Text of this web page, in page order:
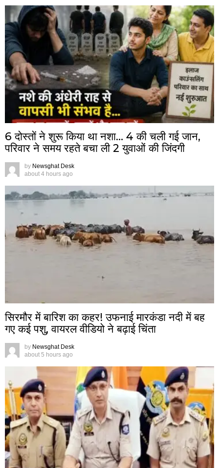
6 दोस्तों ने शुरू किया था नशा… 4 की चली गई जान,
परिवार ने समय रहते बचा ली 2 युवाओं की जिंदगी
by Newsghat Desk
about 4 hours ago
सिरमौर में बारिश का कहर! उफनाई मारकंडा नदी में बह
गए कई पशु, वायरल वीडियो ने बढ़ाई चिंता
by Newsghat Desk
about 5 hours ago